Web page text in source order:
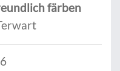
färben